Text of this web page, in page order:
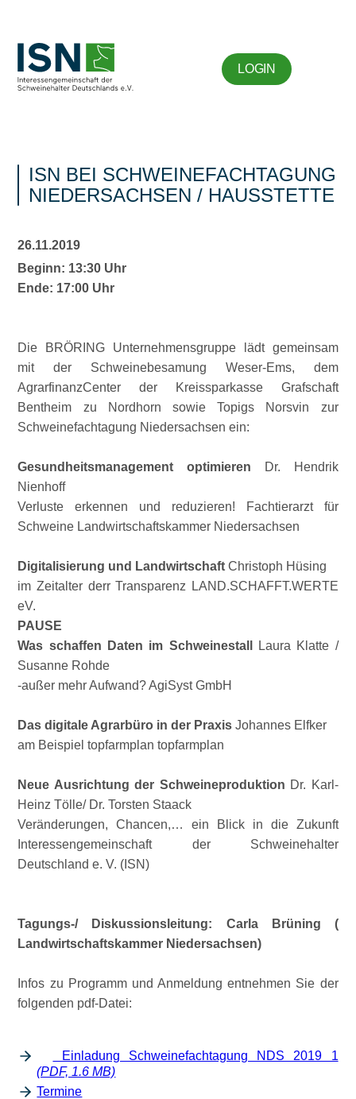
LOGIN
ISN BEI SCHWEINEFACHTAGUNG
NIEDERSACHSEN / HAUSSTETTE
26.11.2019
Beginn: 13:30 Uhr
Ende: 17:00 Uhr
Die BRÖRING Unternehmensgruppe lädt gemeinsam
mit der Schweinebesamung Weser-Ems, dem
AgrarfinanzCenter der Kreissparkasse Grafschaft
Bentheim zu Nordhorn sowie Topigs Norsvin zur
Schweinefachtagung Niedersachsen ein:
Gesundheitsmanagement optimieren
Dr. Hendrik
Nienhoff
Verluste erkennen und reduzieren! Fachtierarzt für
Schweine Landwirtschaftskammer Niedersachsen
Digitalisierung und LandwirtschaftChristoph Hüsing
im Zeitalter derr Transparenz LAND.SCHAFFT.WERTE
eV.
PAUSE
Was schaffen Daten im Schweinestall
Laura Klatte /
Susanne Rohde
-außer mehr Aufwand? AgiSyst GmbH
Das digitale Agrarbüro in der PraxisJohannes Elfker
am Beispiel topfarmplan topfarmplan
Neue Ausrichtung der Schweineproduktion Dr. Karl-
Heinz Tölle/ Dr. Torsten Staack
Veränderungen, Chancen,… ein Blick in die Zukunft
Interessengemeinschaft der Schweinehalter
Deutschland e. V. (ISN)
Tagungs-/ Diskussionsleitung: Carla Brüning (
Landwirtschaftskammer Niedersachsen)
Infos zu Programm und Anmeldung entnehmen Sie der
folgenden pdf-Datei:
Einladung Schweinefachtagung NDS 2019 1
(PDF, 1.6 MB)
Termine